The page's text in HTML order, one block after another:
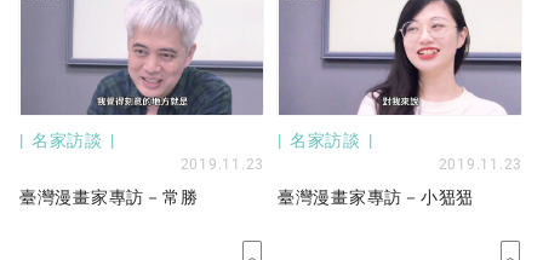
名家訪談
2019.11.23
臺灣漫畫家專訪－常勝
名家訪談
2019.11.23
臺灣漫畫家專訪－小峱峱